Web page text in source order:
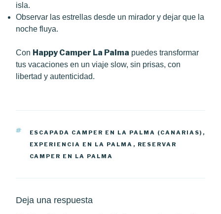
isla.
Observar las estrellas desde un mirador y dejar que la
noche fluya.
Con Happy Camper La Palma puedes transformar
tus vacaciones en un viaje slow, sin prisas, con
libertad y autenticidad.
ETIQUETAS
ESCAPADA CAMPER EN LA PALMA (CANARIAS) ,
EXPERIENCIA EN LA PALMA , RESERVAR
CAMPER EN LA PALMA
Deja una respuesta